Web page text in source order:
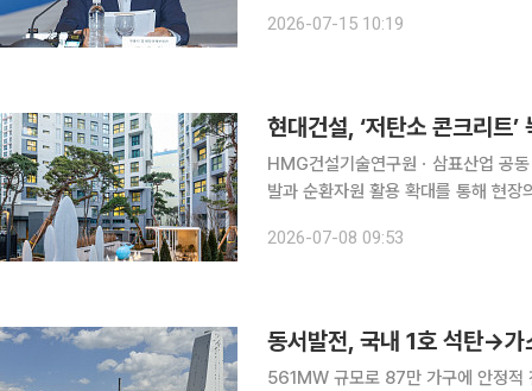
15일 청와대 영빈관에서 열린 이재
2026-07-15 10:19
현대건설, ‘저탄소 콘크리트’
HMG건설기술연구원ㆍ삼표산업 공동 개발⋯탄소배출
발과 순환자원 활용 확대를 통해 현장의 탄
2026-07-08 09:53
561MW 규모로 87만 가구에 안정적 전력 공급 254개 일자리 창출 및